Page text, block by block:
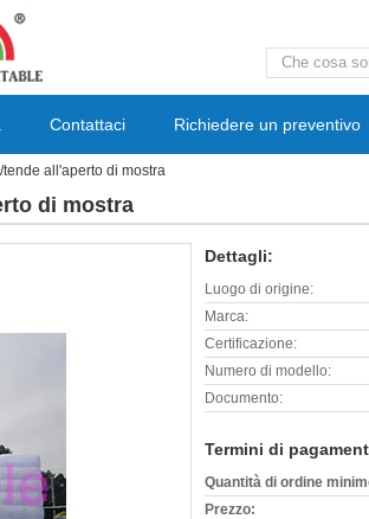
Contattaci Richiedere un preventivo
all'aperto di mostra
di mostra
Dettagli:
Luogo di origine:
Marca:
Certificazione:
Numero di modello:
Documento:
Termini di
Quantità di ordine
Prezzo: